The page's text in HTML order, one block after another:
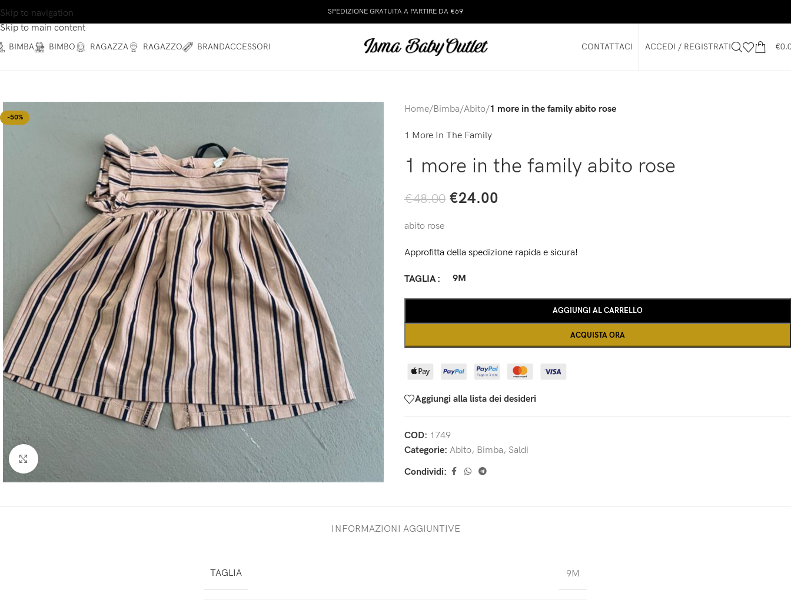
Skip to navigation
Skip to main content
SPEDIZIONE GRATUITA A PARTIRE DA €69
BIMBA BIMBO RAGAZZA RAGAZZO BRANDACCESSORI CONTATTACI ACCEDI / REGISTRATI €
-50%
Home/Bimba/Abito/1 more in the family abito rose
1 More In The Family
1 more in the family abito rose
€48.00 €24.00
abito rose
Approfitta della spedizione rapida e sicura!
TAGLIA 9M
AGGIUNGI AL CARRELLO
ACQUISTA ORA
Aggiungi alla lista dei desideri
COD: 1749
Categorie: Abito, Bimba, Saldi
Condividi:
INFORMAZIONI AGGIUNTIVE
TAGLIA 9M